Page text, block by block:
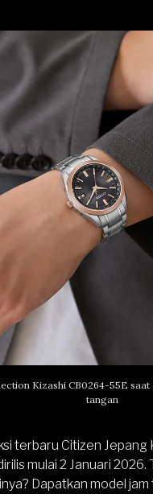
Kizashi CB0264-55E
tangan
terbaru Citizen Jepang
mulai 2 Januari
Dapatkan model